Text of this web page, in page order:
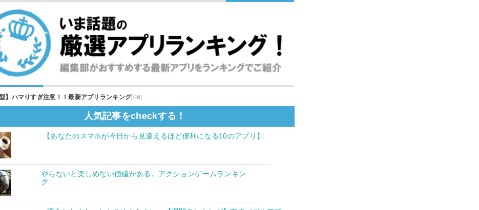
型】ハマりすぎ注意！！最新アプリランキング[PR]
人気記事をcheckする！
【あなたのスマホが今日から見違えるほど便利になる10のアプリ】
やらないと楽しめない価値がある。アクションゲームランキン
グ